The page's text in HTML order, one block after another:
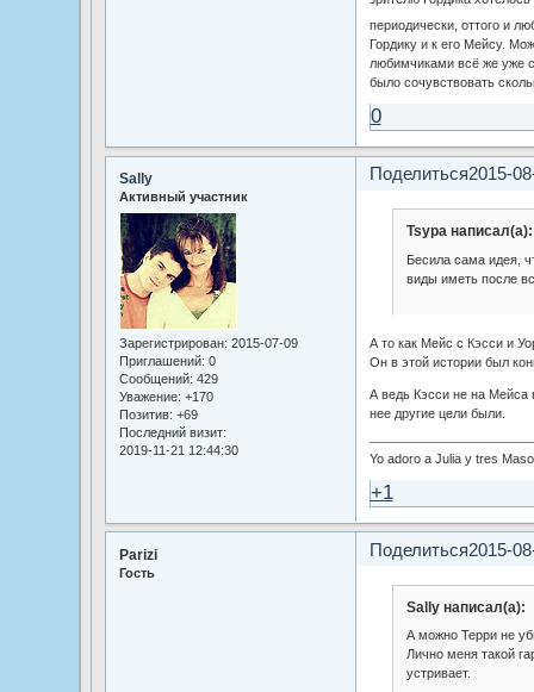
периодически, оттого и
Гордику и к его Мейсу.
любимчиками всё же уже
было сочувствовать
0
Поделиться2015-
Sally
Активный участник
Зарегистрирован: 2015-07-09
Приглашений: 0
Сообщений: 429
Уважение: +170
Позитив: +69
Последний визит:
2019-11-21 12:44:30
Tsypa написал(а):
Бесила сама идея,
виды иметь после
А то как Мейс с Кэсси и
Он в этой истории был
А ведь Кэсси не на Мейса
нее другие цели были.
Yo adoro a Julia y tres
+1
Поделиться2015-
Parizi
Гость
Sally написал(а):
А можно Терри не
Лично меня такой
устривает.